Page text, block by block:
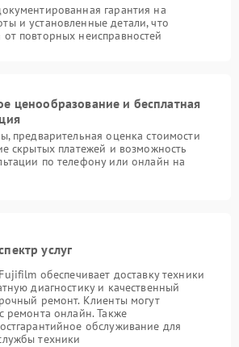
гарантия на
и установленные детали, что
повторных неисправностей
ценообразование и бесплатная
предварительная оценка стоимости
скрытых платежей и возможность
по телефону или онлайн на
услуг
обеспечивает доставку техники
диагностику и качественный
ремонт. Клиенты могут
ремонта онлайн. Также
обслуживание для
техники